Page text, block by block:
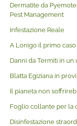
Dermatite da
Pest Management
Infestazione Reale
A Lonigo il primo
Danni da Termiti in un
Blatta Egiziana in
Il pianeta non
Foglio collante per la
Disinfestazione